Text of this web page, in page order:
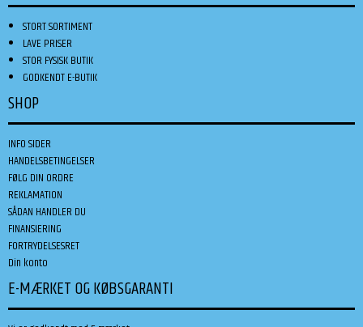
STORT SORTIMENT
LAVE PRISER
STOR FYSISK BUTIK
GODKENDT E-BUTIK
SHOP
INFO SIDER
HANDELSBETINGELSER
FØLG DIN ORDRE
REKLAMATION
SÅDAN HANDLER DU
FINANSIERING
FORTRYDELSESRET
Din konto
E-MÆRKET OG KØBSGARANTI